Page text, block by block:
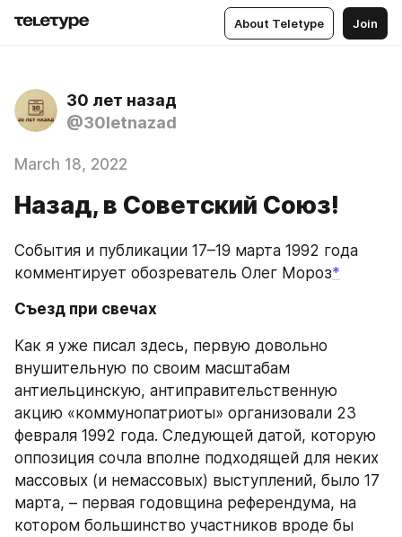
About Teletype Join
30 лет назад
@30letnazad
March 18, 2022
Назад, в Советский Союз!
События и публикации 17–19 марта 1992 года
комментирует обозреватель Олег Мороз*
Съезд при свечах
Как я уже писал здесь, первую довольно
внушительную по своим масштабам
антиельцинскую, антиправительственную
акцию «коммунопатриоты» организовали 23
февраля 1992 года. Следующей датой, которую
оппозиция сочла вполне подходящей для неких
массовых (и немассовых) выступлений, было 17
марта, – первая годовщина референдума, на
котором большинство участников вроде бы